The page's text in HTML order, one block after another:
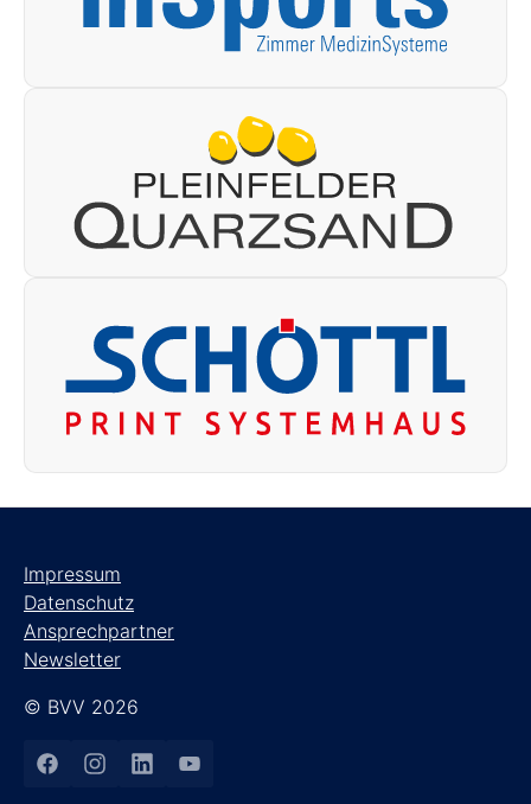
Impressum
Datenschutz
Ansprechpartner
Newsletter
© BVV 2026